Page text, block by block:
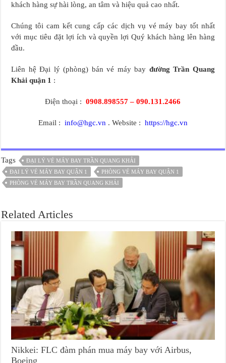
khách hàng sự hài lòng, an tâm và hiệu quả cao nhất.
Chúng tôi cam kết cung cấp các dịch vụ vé máy bay tốt nhất
với mục tiêu đặt lợi ích và quyền lợi Quý khách hàng lên hàng
đầu.
Liên hệ Đại lý (phòng) bán vé máy bay đường Trần Quang
Khải quận 1 :
Điện thoại : 0908.898557 – 090.131.2466
Email : info@hgc.vn. Website : https://hgc.vn
Tags
ĐẠI LÝ VÉ MÁY BAY TRẦN QUANG KHẢI
ĐẠI LÝ VÉ MÁY BAY QUẬN 1
PHÒNG VÉ MÁY BAY QUẬN 1
PHÒNG VÉ MÁY BAY TRẦN QUANG KHẢI
Related Articles
Nikkei: FLC đàm phán mua máy bay với Airbus,
Boeing